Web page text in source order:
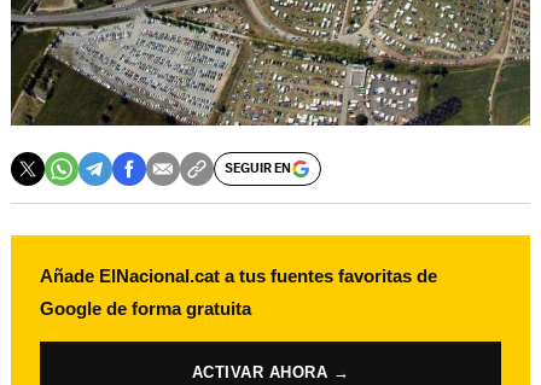
SEGUIR EN
Añade ElNacional.cat a tus fuentes favoritas de
Google de forma gratuita
ACTIVAR AHORA →